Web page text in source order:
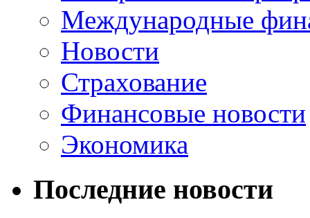
Международные
Новости
Страхование
Финансовые новости
Экономика
Последние новости